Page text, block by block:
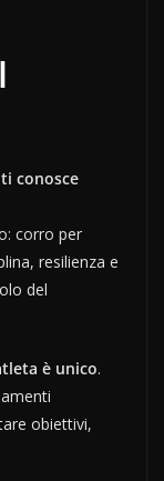
conosce
corro per
resilienza e
del
è unico.
obiettivi,